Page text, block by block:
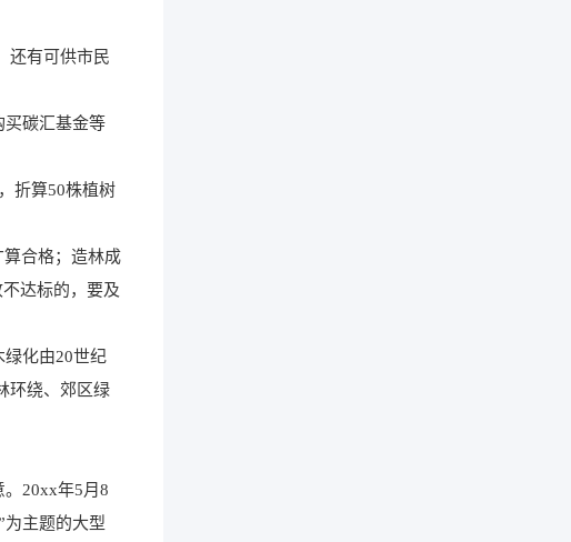
还有可供市民
买碳汇基金等
折算50株植树
合格；造林成
达标的，要及
绿化由20世纪
环绕、郊区绿
20xx年5月8
为主题的大型